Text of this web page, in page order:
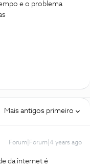
e o problema
Mais antigos primeiro
Forum|Forum|4 years ago
da internet é